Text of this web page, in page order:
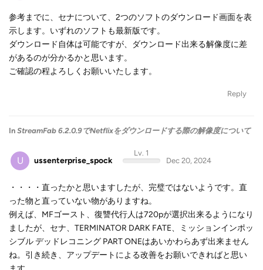
参考までに、セナについて、2つのソフトのダウンロード画面を表
示します。いずれのソフトも最新版です。
ダウンロード自体は可能ですが、ダウンロード出来る解像度に差
があるのが分かるかと思います。
ご確認の程よろしくお願いいたします。
Reply
In StreamFab 6.2.0.9でNetflixをダウンロードする際の解像度について
U ussenterprise_spock
Lv. 1
Dec 20, 2024
・・・・直ったかと思いますしたが、完璧ではないようです。直
った物と直っていない物がありますね。
例えば、MFゴースト、復讐代行人は720pが選択出来るようになり
ましたが、セナ、TERMINATOR DARK FATE、ミッションインポッ
シブル デッドレコニング PART ONEはあいかわらあず出来ません
ね。引き続き、アップデートによる改善をお願いできればと思い